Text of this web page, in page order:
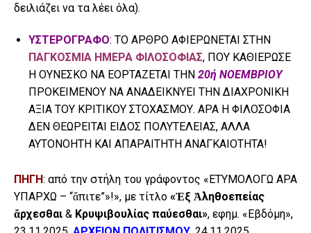
δειλιάζει να τα λέει όλα).
ΥΣΤΕΡΟΓΡΑΦΟ: ΤΟ ΑΡΘΡΟ ΑΦΙΕΡΩΝΕΤΑΙ ΣΤΗΝ
ΠΑΓΚΟΣΜΙΑ ΗΜΕΡΑ ΦΙΛΟΣΟΦΙΑΣ, ΠΟΥ ΚΑΘΙΕΡΩΣΕ
Η ΟΥΝΕΣΚΟ ΝΑ ΕΟΡΤΑΖΕΤΑΙ ΤΗΝ 20ή ΝΟΕΜΒΡΙΟΥ
ΠΡΟΚΕΙΜΕΝΟΥ ΝΑ ΑΝΑΔΕΙΚΝΥΕΙ ΤΗΝ ΔΙΑΧΡΟΝΙΚΗ
ΑΞΙΑ ΤΟΥ ΚΡΙΤΙΚΟΥ ΣΤΟΧΑΣΜΟΥ. ΑΡΑ Η ΦΙΛΟΣΟΦΙΑ
ΔΕΝ ΘΕΩΡΕΙΤΑΙ ΕΙΔΟΣ ΠΟΛΥΤΕΛΕΙΑΣ, ΑΛΛΑ
ΑΥΤΟΝΟΗΤΗ ΚΑΙ ΑΠΑΡΑΙΤΗΤΗ ΑΝΑΓΚΑΙΟΤΗΤΑ!
ΠΗΓΗ: από την στήλη του γράφοντος «ΕΤΥΜΟΛΟΓΩ ΑΡΑ
ΥΠΑΡΧΩ – “ἄπιτε”»!», με τίτλο «Ἐξ Ἀληθοεπείας
ἄρχεσθαι & Κρυψιβουλίας παύεσθαι», εφημ. «Εβδόμη»,